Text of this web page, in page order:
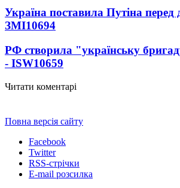
Україна поставила Путіна
ЗМІ10694
РФ створила "українську
- ISW10659
Читати коментарі
Повна версія сайту
Facebook
Twitter
RSS-стрічки
E-mail розсилка